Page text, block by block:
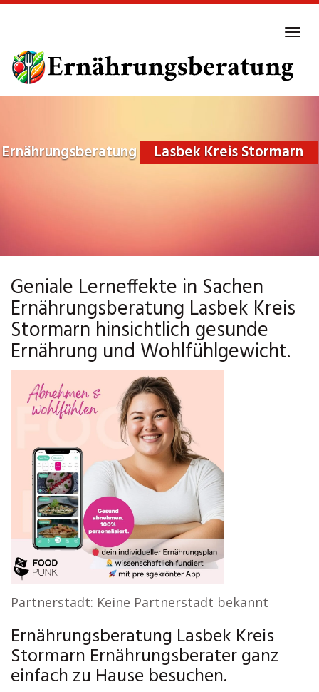
main
content
Ernährungsberatung Lasbek Kreis Stormarn
Geniale Lerneffekte in Sachen
Ernährungsberatung Lasbek Kreis
Stormarn hinsichtlich gesunde
Ernährung und Wohlfühlgewicht.
Partnerstadt: Keine Partnerstadt bekannt
Ernährungsberatung Lasbek Kreis
Stormarn Ernährungsberater ganz
einfach zu Hause besuchen.